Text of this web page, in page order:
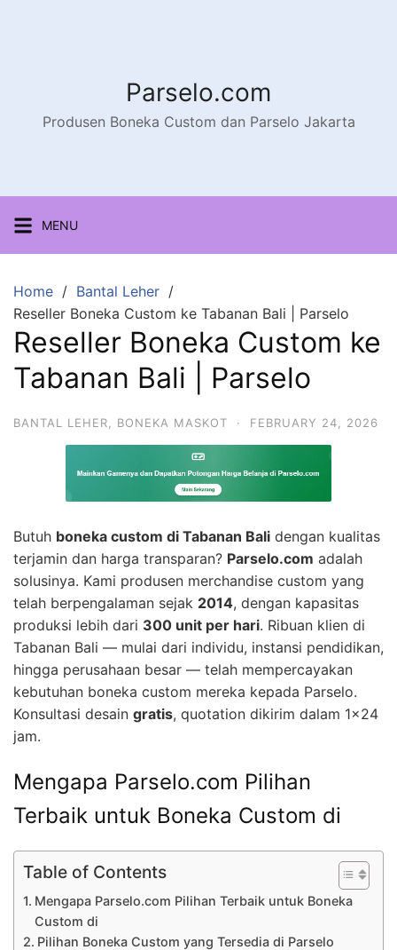
Parselo.com
Produsen Boneka Custom dan Parselo Jakarta
MENU
Home
Bantal Leher
Reseller Boneka Custom ke Tabanan Bali | Parselo
Reseller Boneka Custom ke
Tabanan Bali | Parselo
BANTAL LEHER BONEKA MASKOT · FEBRUARY 24, 2026
Butuh boneka custom di Tabanan Bali dengan kualitas
terjamin dan harga transparan? Parselo.com adalah
solusinya. Kami produsen merchandise custom yang
telah berpengalaman sejak 2014, dengan kapasitas
produksi lebih dari 300 unit per hari. Ribuan klien di
Tabanan Bali — mulai dari individu, instansi pendidikan,
hingga perusahaan besar — telah mempercayakan
kebutuhan boneka custom mereka kepada Parselo.
Konsultasi desain gratis, quotation dikirim dalam 1×24
jam.
Mengapa Parselo.com Pilihan
Terbaik untuk Boneka Custom di
Table of Contents
Mengapa Parselo.com Pilihan Terbaik untuk Boneka
Custom di
Pilihan Boneka Custom yang Tersedia di Parselo